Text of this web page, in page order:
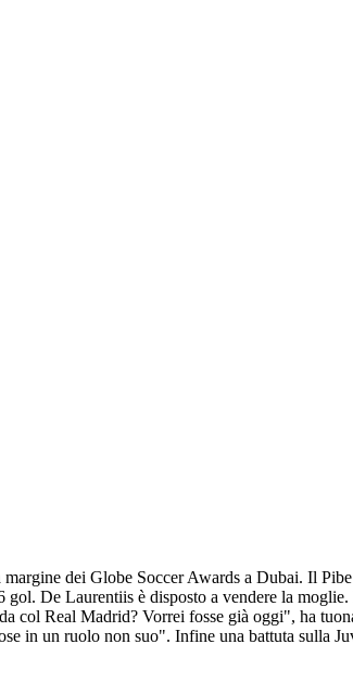
dei Globe Soccer Awards a Dubai. Il
De Laurentiis è disposto a vendere la
col Real Madrid? Vorrei fosse già oggi", ha
in un ruolo non suo". Infine una battuta sulla